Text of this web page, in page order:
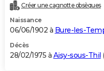
Créer une cagnotte obsèques
Naissance
06/06/1902 à Bure-les-
Décès
28/02/1975 à Aisy-sous-Thil